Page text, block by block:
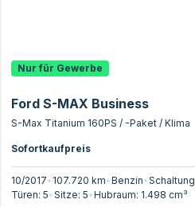
Nur für Gewerbe
Ford S-MAX Business
S-Max Titanium 160PS / -Paket / Klima
Sofortkaufpreis
10/2017• 107.720 km•Benzin•Schaltung
Türen: 5•Sitze: 5•Hubraum: 1.498 cm³